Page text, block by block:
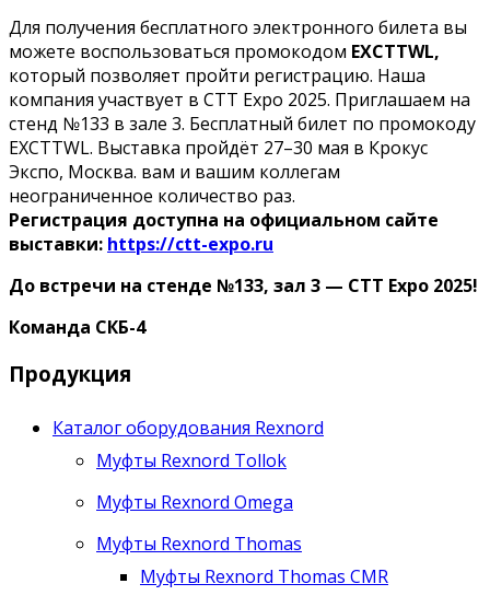
Для получения бесплатного электронного билета вы
можете воспользоваться промокодом EXCTTWL,
который позволяет пройти регистрацию. Наша
компания участвует в CTT Expo 2025. Приглашаем на
стенд №133 в зале 3. Бесплатный билет по промокоду
EXCTTWL. Выставка пройдёт 27–30 мая в Крокус
Экспо, Москва. вам и вашим коллегам
неограниченное количество раз.
Регистрация доступна на официальном сайте
выставки: https://ctt-expo.ru
До встречи на стенде №133, зал 3 — CTT Expo 2025!
Команда СКБ-4
Продукция
Каталог оборудования Rexnord
Муфты Rexnord Tollok
Муфты Rexnord Omega
Муфты Rexnord Thomas
Муфты Rexnord Thomas CMR